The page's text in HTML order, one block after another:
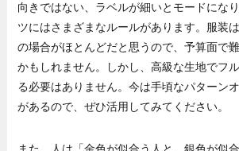
向きではない、ラベルが細いとモードにな
ツにはさまざまなルールがあります。服装
の場合がほとんどだと思うので、予算面で
かもしれません。しかし、高級な生地でフ
る必要はありません。今は手頃なパターン
があるので、ぜひ活用してみてください。